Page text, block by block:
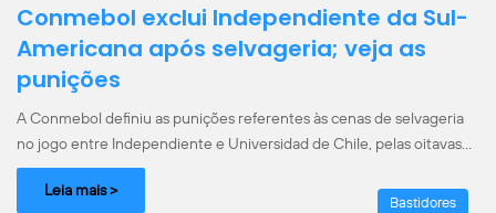
Conmebol exclui Independiente da Sul-
Americana após selvageria; veja as
punições
A Conmebol definiu as punições referentes às cenas de selvageria
no jogo entre Independiente e Universidad de Chile, pelas oitavas…
Leia mais >
Bastidores